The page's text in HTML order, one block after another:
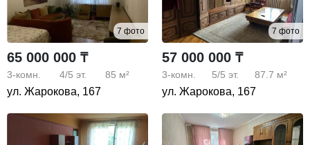
7 фото
65 000 000 ₸
3-комн. 4/5 эт. 85 м²
ул. Жарокова, 167
7 фото
57 000 000 ₸
3-комн. 5/5 эт. 87.7 м²
ул. Жарокова, 167